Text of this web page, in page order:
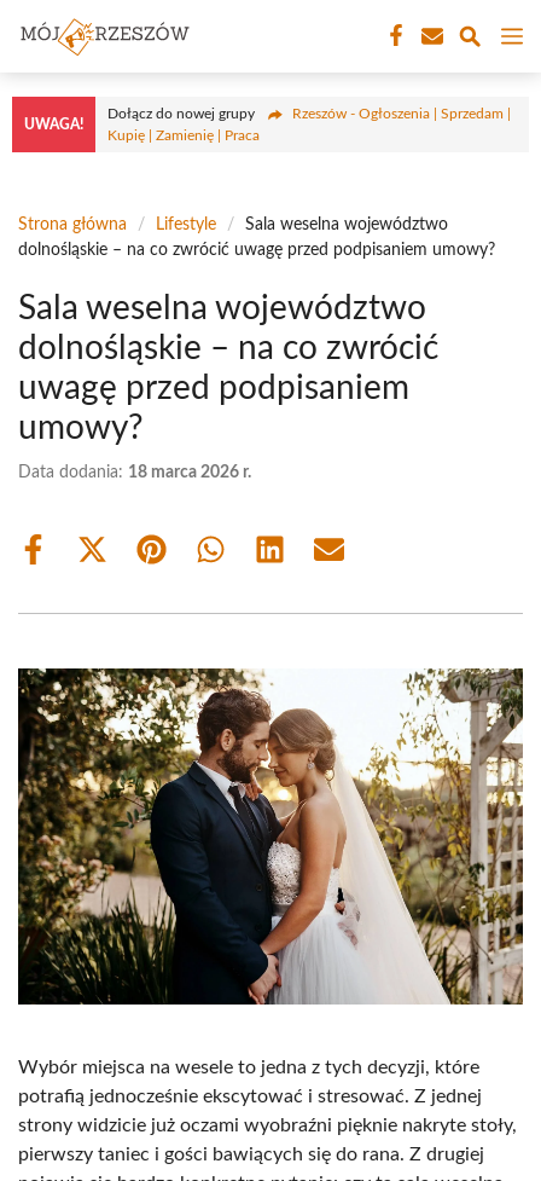
treści
UWAGA!
Dołącz do nowej grupy
Rzeszów - Ogłoszenia | Sprzedam |
Kupię | Zamienię | Praca
Strona główna / Lifestyle /
Sala weselna województwo
dolnośląskie – na co zwrócić uwagę przed podpisaniem umowy?
Sala weselna województwo
dolnośląskie – na co zwrócić
uwagę przed podpisaniem
umowy?
Data dodania: 18 marca 2026 r.
Share
Share
(Twitter)
Share Share Share Share
Wybór miejsca na wesele to jedna z tych decyzji, które
potrafią jednocześnie ekscytować i stresować. Z jednej
strony widzicie już oczami wyobraźni pięknie nakryte stoły,
pierwszy taniec i gości bawiących się do rana. Z drugiej